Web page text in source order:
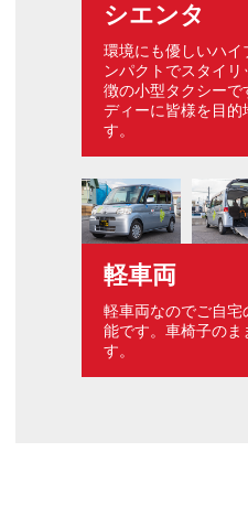
シエンタ
環境にも優しいハイ
ンパクトでスタイ
徴の小型タクシーで
ディーに皆様を目的
す。
軽車両
軽車両なのでご自
能です。車椅子のま
す。